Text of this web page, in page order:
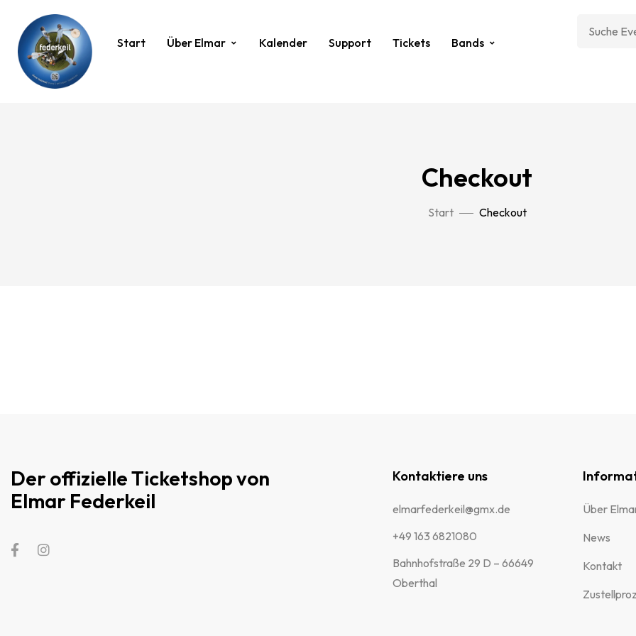
Start Über Elmar Kalender Support Tickets Bands
Checkout
Start Checkout
Der offizielle Ticketshop von
Elmar Federkeil
Kontaktiere uns
elmarfederkeil@gmx.de
+49 163 6821080
Bahnhofstraße 29 D – 66649
Oberthal
Über
News
Kontakt